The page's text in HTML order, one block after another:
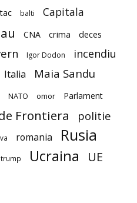
balti Capitala
CNA crima deces
Igor Dodon incendiu
Italia Maia Sandu
NATO omor Parlament
Frontiera politie
romania Rusia
trump Ucraina UE